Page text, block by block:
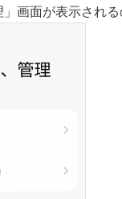
」画面が表示され